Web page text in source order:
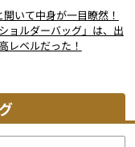
いて中身が一目瞭然！
ョルダーバッグ」は、出
レベルだった！